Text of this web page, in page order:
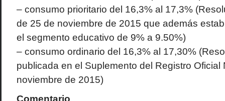
– consumo prioritario del 16,3% al 17,3%
de 25 de noviembre de 2015 que además
el segmento educativo de 9% a 9.50%)
– consumo ordinario del 16,3% al 17,30%
publicada en el Suplemento del Registro Oficial
noviembre de 2015)
Comentario